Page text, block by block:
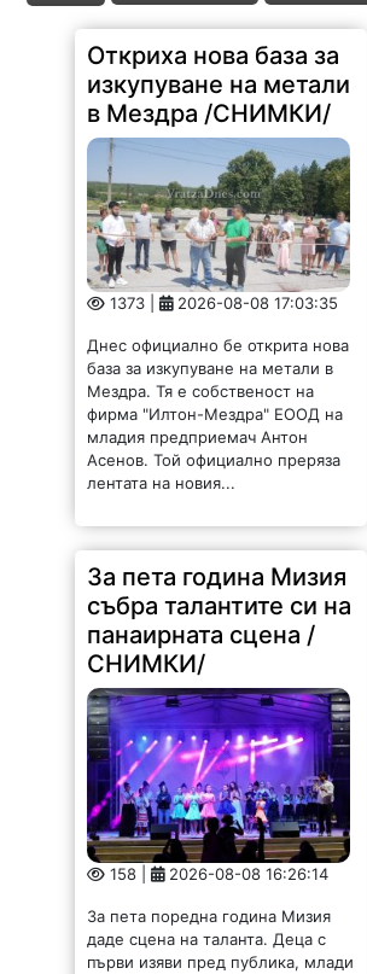
Откриха нова база за
изкупуване на метали
в Мездра /СНИМКИ/
1373 | 2026-08-08 17:03:35
Днес официално бе открита нова
база за изкупуване на метали в
Мездра. Тя е собственост на
фирма "Илтон-Мездра" ЕООД на
младия предприемач Антон
Асенов. Той официално преряза
лентата на новия...
За пета година Мизия
събра талантите си на
панаирната сцена /
СНИМКИ/
158 | 2026-08-08 16:26:14
За пета поредна година Мизия
даде сцена на таланта. Деца с
първи изяви пред публика, млади